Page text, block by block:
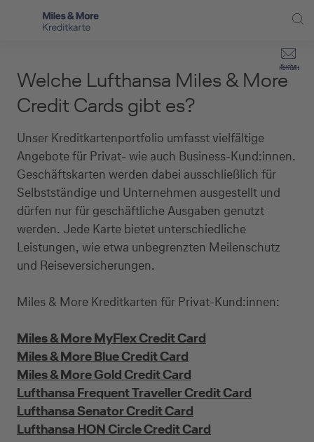
Direkt zur Suche (Enter drücken)
Kontakt
Suche
Selbstständige
Service
Schritt für Schritt zur neuen Karte
Kreditkarte empfehlen
Kreditkarten-Banking
Kreditkarte beantragen
Welche Lufthansa Miles & More
Credit Cards gibt es?
Unser Kreditkartenportfolio umfasst vielfältige
Angebote für Privat- wie auch Business-Kund:innen.
Geschäftskarten werden dabei ausschließlich für
Selbstständige und Unternehmen ausgestellt und
dürfen nur für geschäftliche Ausgaben genutzt
werden. Jede Karte bietet unterschiedliche
Leistungen, wie etwa unbegrenzten Meilenschutz
und Reiseversicherungen.
Miles & More Kreditkarten für Privat-Kund:innen:
Miles & More MyFlex Credit Card
Miles & More Blue Credit Card
Miles & More Gold Credit Card
Lufthansa Frequent Traveller Credit Card
Lufthansa Senator Credit Card
Lufthansa HON Circle Credit Card